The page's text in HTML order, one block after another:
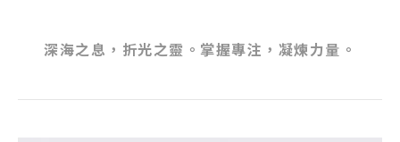
深海之息，折光之靈。掌握專注，凝煉力量。